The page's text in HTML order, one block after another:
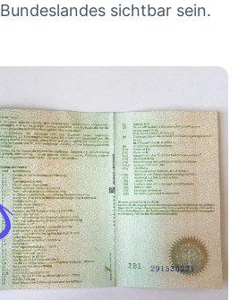
sichtbar sein.